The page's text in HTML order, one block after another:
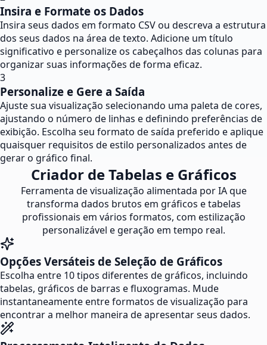
Insira e Formate os Dados
Insira seus dados em formato CSV ou descreva a estrutura
dos seus dados na área de texto. Adicione um título
significativo e personalize os cabeçalhos das colunas para
organizar suas informações de forma eficaz.
3
Personalize e Gere a Saída
Ajuste sua visualização selecionando uma paleta de cores,
ajustando o número de linhas e definindo preferências de
exibição. Escolha seu formato de saída preferido e aplique
quaisquer requisitos de estilo personalizados antes de
gerar o gráfico final.
Criador de Tabelas e Gráficos
Ferramenta de visualização alimentada por IA que
transforma dados brutos em gráficos e tabelas
profissionais em vários formatos, com estilização
personalizável e geração em tempo real.
Opções Versáteis de Seleção de Gráficos
Escolha entre 10 tipos diferentes de gráficos, incluindo
tabelas, gráficos de barras e fluxogramas. Mude
instantaneamente entre formatos de visualização para
encontrar a melhor maneira de apresentar seus dados.